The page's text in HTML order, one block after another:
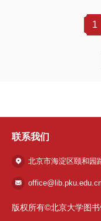
1
联系我们
北京市海淀区颐和园
版权所有©北京大学图